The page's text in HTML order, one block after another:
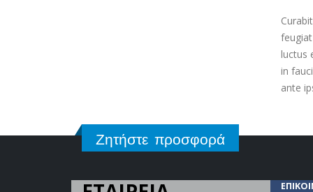
luctus
in
ante
Ζητήστε προσφορά